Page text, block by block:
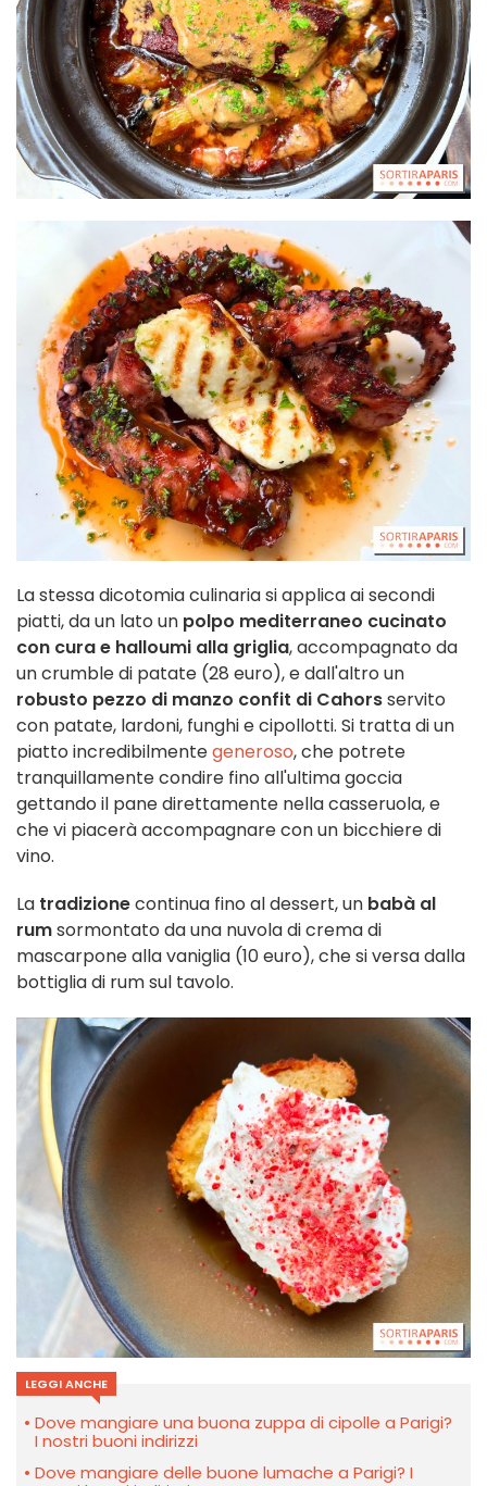
La stessa dicotomia culinaria si applica ai secondi
piatti, da un lato un polpo mediterraneo cucinato
con cura e halloumi alla griglia, accompagnato da
un crumble di patate (28 euro), e dall'altro un
robusto pezzo di manzo confit di Cahorsservito
con patate, lardoni, funghi e cipollotti. Si tratta di un
piatto incredibilmentegeneroso, che potrete
tranquillamente condire fino all'ultima goccia
gettando il pane direttamente nella casseruola, e
che vi piacerà accompagnare con un bicchiere di
vino.
La tradizionecontinua fino al dessert, un babà al
rumsormontato da una nuvola di crema di
mascarpone alla vaniglia (10 euro), che si versa dalla
bottiglia di rum sul tavolo.
LEGGI ANCHE
Dove mangiare una buona zuppa di cipolle a Parigi?
I nostri buoni indirizzi
Dove mangiare delle buone lumache a Parigi? I